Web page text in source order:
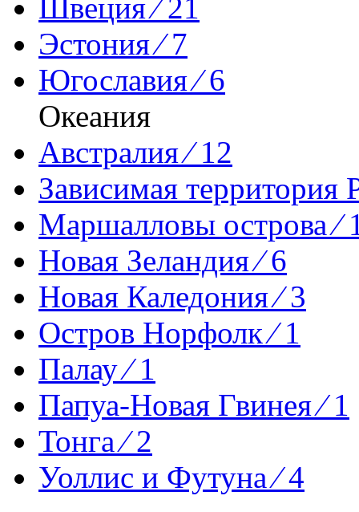
Швеция ⁄ 21
Эстония ⁄ 7
Югославия ⁄ 6
Океания
Австралия ⁄ 12
Зависимая территория
Маршалловы острова ⁄
Новая Зеландия ⁄ 6
Новая Каледония ⁄ 3
Остров Норфолк ⁄ 1
Палау ⁄ 1
Папуа-Новая Гвинея ⁄ 1
Тонга ⁄ 2
Уоллис и Футуна ⁄ 4